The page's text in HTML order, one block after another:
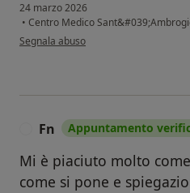
24 marzo 2026
• Centro Medico
secondo l'opinione dell'utente Fabrizio
Segnala abuso
Fn Appuntamento
Mi è piaciuto molto
come si pone e